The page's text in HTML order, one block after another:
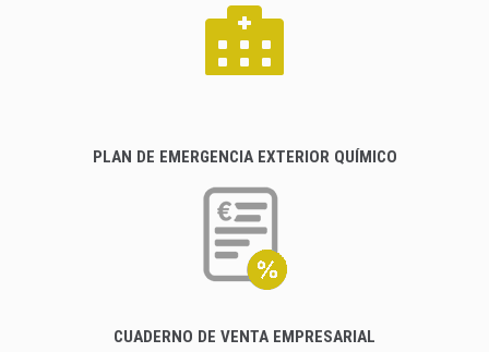
PLAN DE EMERGENCIA EXTERIOR QUÍMICO
CUADERNO DE VENTA EMPRESARIAL